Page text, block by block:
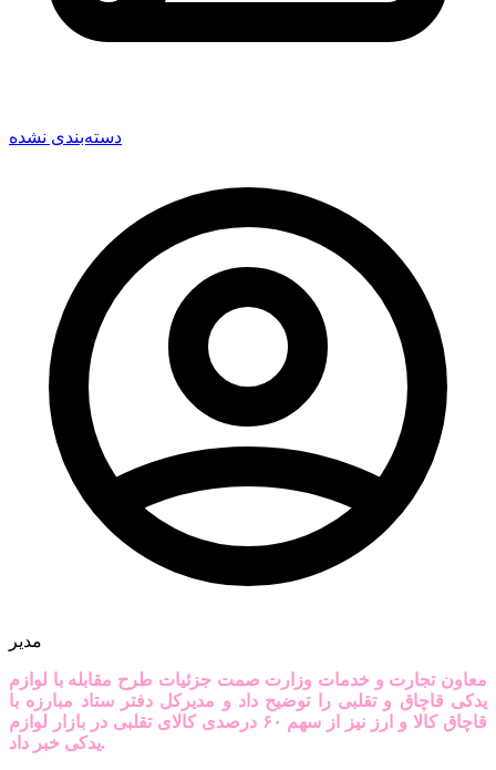
دسته‌بندی نشده
مدیر
معاون تجارت و خدمات وزارت صمت جزئیات طرح مقابله با لوازم
یدکی قاچاق و تقلبی را توضیح داد و مدیرکل دفتر ستاد مبارزه با
قاچاق کالا و ارز نیز از سهم ۶۰ درصدی کالای تقلبی در بازار لوازم
یدکی خبر داد.